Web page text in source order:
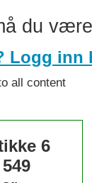
du
Logg inn
all content
6